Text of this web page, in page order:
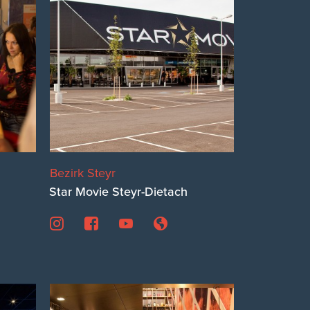
Bezirk Steyr
Star Movie Steyr-Dietach